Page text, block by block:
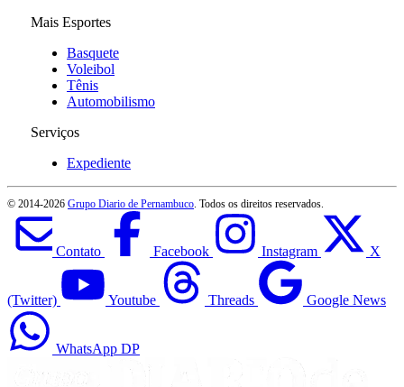
Mais Esportes
Basquete
Voleibol
Tênis
Automobilismo
Serviços
Expediente
© 2014-2026 Grupo Diario de Pernambuco . Todos os direitos reservados.
Contato Facebook Instagram X
(Twitter) Youtube Threads Google News
WhatsApp DP